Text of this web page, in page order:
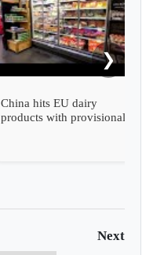
China hits EU dairy
products with provisional
❯
Next